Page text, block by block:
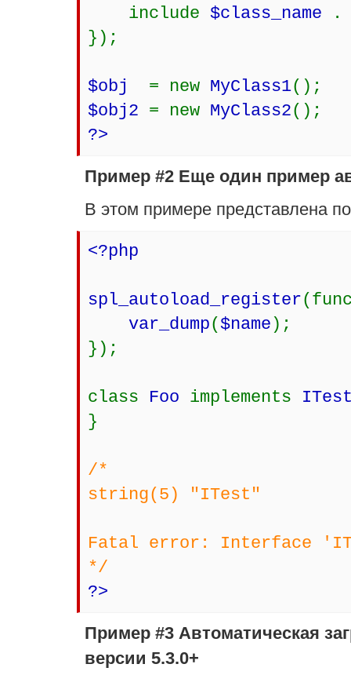
include $class_name
});
$obj = new MyClass1();
$obj2 = new MyClass2();
?>
Пример #2 Еще один пример
В этом примере представлена
<?php
spl_autoload_register
var_dump($name );
});
class Foo implements
}
/*
string(5) "ITest"
Fatal error: Interface
*/
?>
Пример #3 Автоматическая
версии 5.3.0+